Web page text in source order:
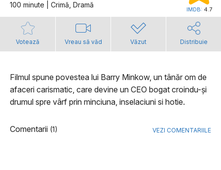
100 minute | Crimă, Dramă
IMDB: 4.7
Votează Vreau să văd Văzut Distribuie
Filmul spune povestea lui Barry Minkow, un tânăr om de
afaceri carismatic, care devine un CEO bogat croindu-și
drumul spre vârf prin minciuna, inselaciuni si hotie.
Comentarii (1) VEZI COMENTARIILE